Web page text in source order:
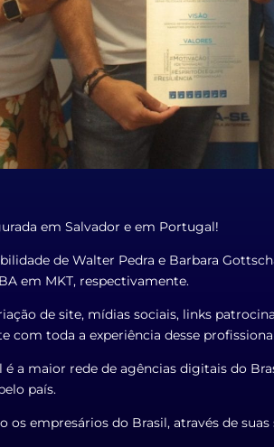
em Salvador e em Portugal!
de Walter Pedra e Barbara
em MKT, respectivamente.
de site, mídias sociais, links
com toda a experiência desse
a maior rede de agências digitais do
país.
os empresários do Brasil, através de